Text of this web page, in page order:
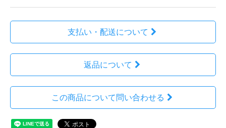
支払い・配送について
返品について
この商品について問い合わせる